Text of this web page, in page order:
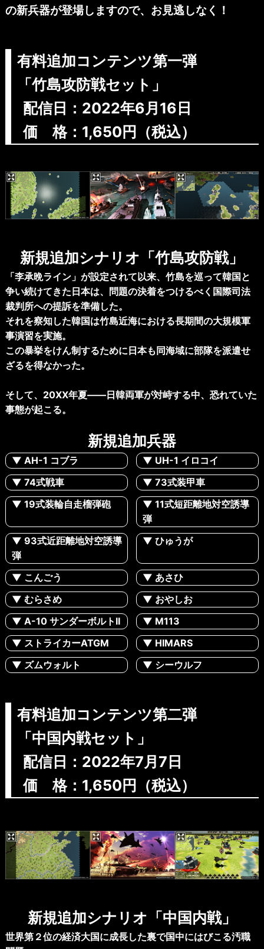
の新兵器が登場しますので、お見逃しなく！
有料追加コンテンツ第一弾
「竹島攻防戦セット」
配信日：2022年6月16日
価 格：1,650円（税込）
新規追加シナリオ「竹島攻防戦」
「李承晩ライン」が設定されて以来、竹島を巡って韓国と
争い続けてきた日本は、問題の決着をつけるべく国際司法
裁判所への提訴を準備した。
それを察知した韓国は竹島近海における長期間の大規模軍
事演習を実施。
この暴挙をけん制するために日本も同海域に部隊を派遣せ
ざるを得なかった。
そして、20XX年夏――日韓両軍が対峙する中、恐れていた
事態が起こる。
新規追加兵器
▼ AH-1 コブラ
▼ UH-1 イロコイ
▼ 74式戦車
▼ 73式装甲車
▼ 19式装輪自走榴弾砲
▼ 11式短距離地対空誘導
弾
▼ 93式近距離地対空誘導
弾
▼ ひゅうが
▼ こんごう
▼ あさひ
▼ むらさめ
▼ おやしお
▼ A-10 サンダーボルトII
▼ M113
▼ ストライカーATGM
▼ HIMARS
▼ ズムウォルト
▼ シーウルフ
有料追加コンテンツ第二弾
「中国内戦セット」
配信日：2022年7月7日
価 格：1,650円（税込）
新規追加シナリオ「中国内戦」
世界第２位の経済大国に成長した裏で国中にはびこる汚職